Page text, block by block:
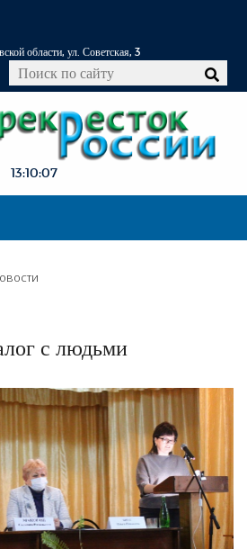
области, ул. Советская, 3
13:10:08
с людьми